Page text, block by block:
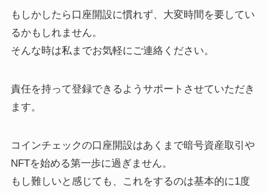
もしかしたら口座開設に慣れず、大変時間を要してい
るかもしれません。
そんな時は私までお気軽にご連絡ください。
責任を持って登録できるようサポートさせていただき
ます。
コインチェックの口座開設はあくまで暗号資産取引や
NFTを始める第一歩に過ぎません。
もし難しいと感じても、これをするのは基本的に1度